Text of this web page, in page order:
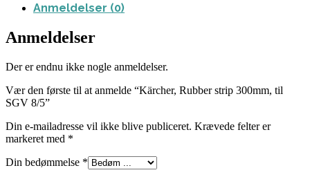
Anmeldelser (0)
Anmeldelser
Der er endnu ikke nogle anmeldelser.
Vær den første til at anmelde “Kärcher, Rubber strip 300mm, til
SGV 8/5”
Din e-mailadresse vil ikke blive publiceret. Krævede felter er
markeret med *
Din bedømmelse *